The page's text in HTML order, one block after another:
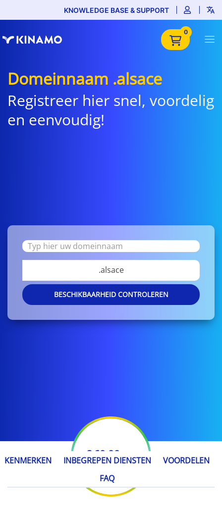
KNOWLEDGE BASE & SUPPORT
0
Domeinnaam .alsace
Registreer hier snel, voordelig
en eenvoudig!
.alsace
BESCHIKBAARHEID CONTROLEREN
€ 69,99 / jaar
KENMERKEN INBEGREPEN DIENSTEN
VOORDELEN
FAQ